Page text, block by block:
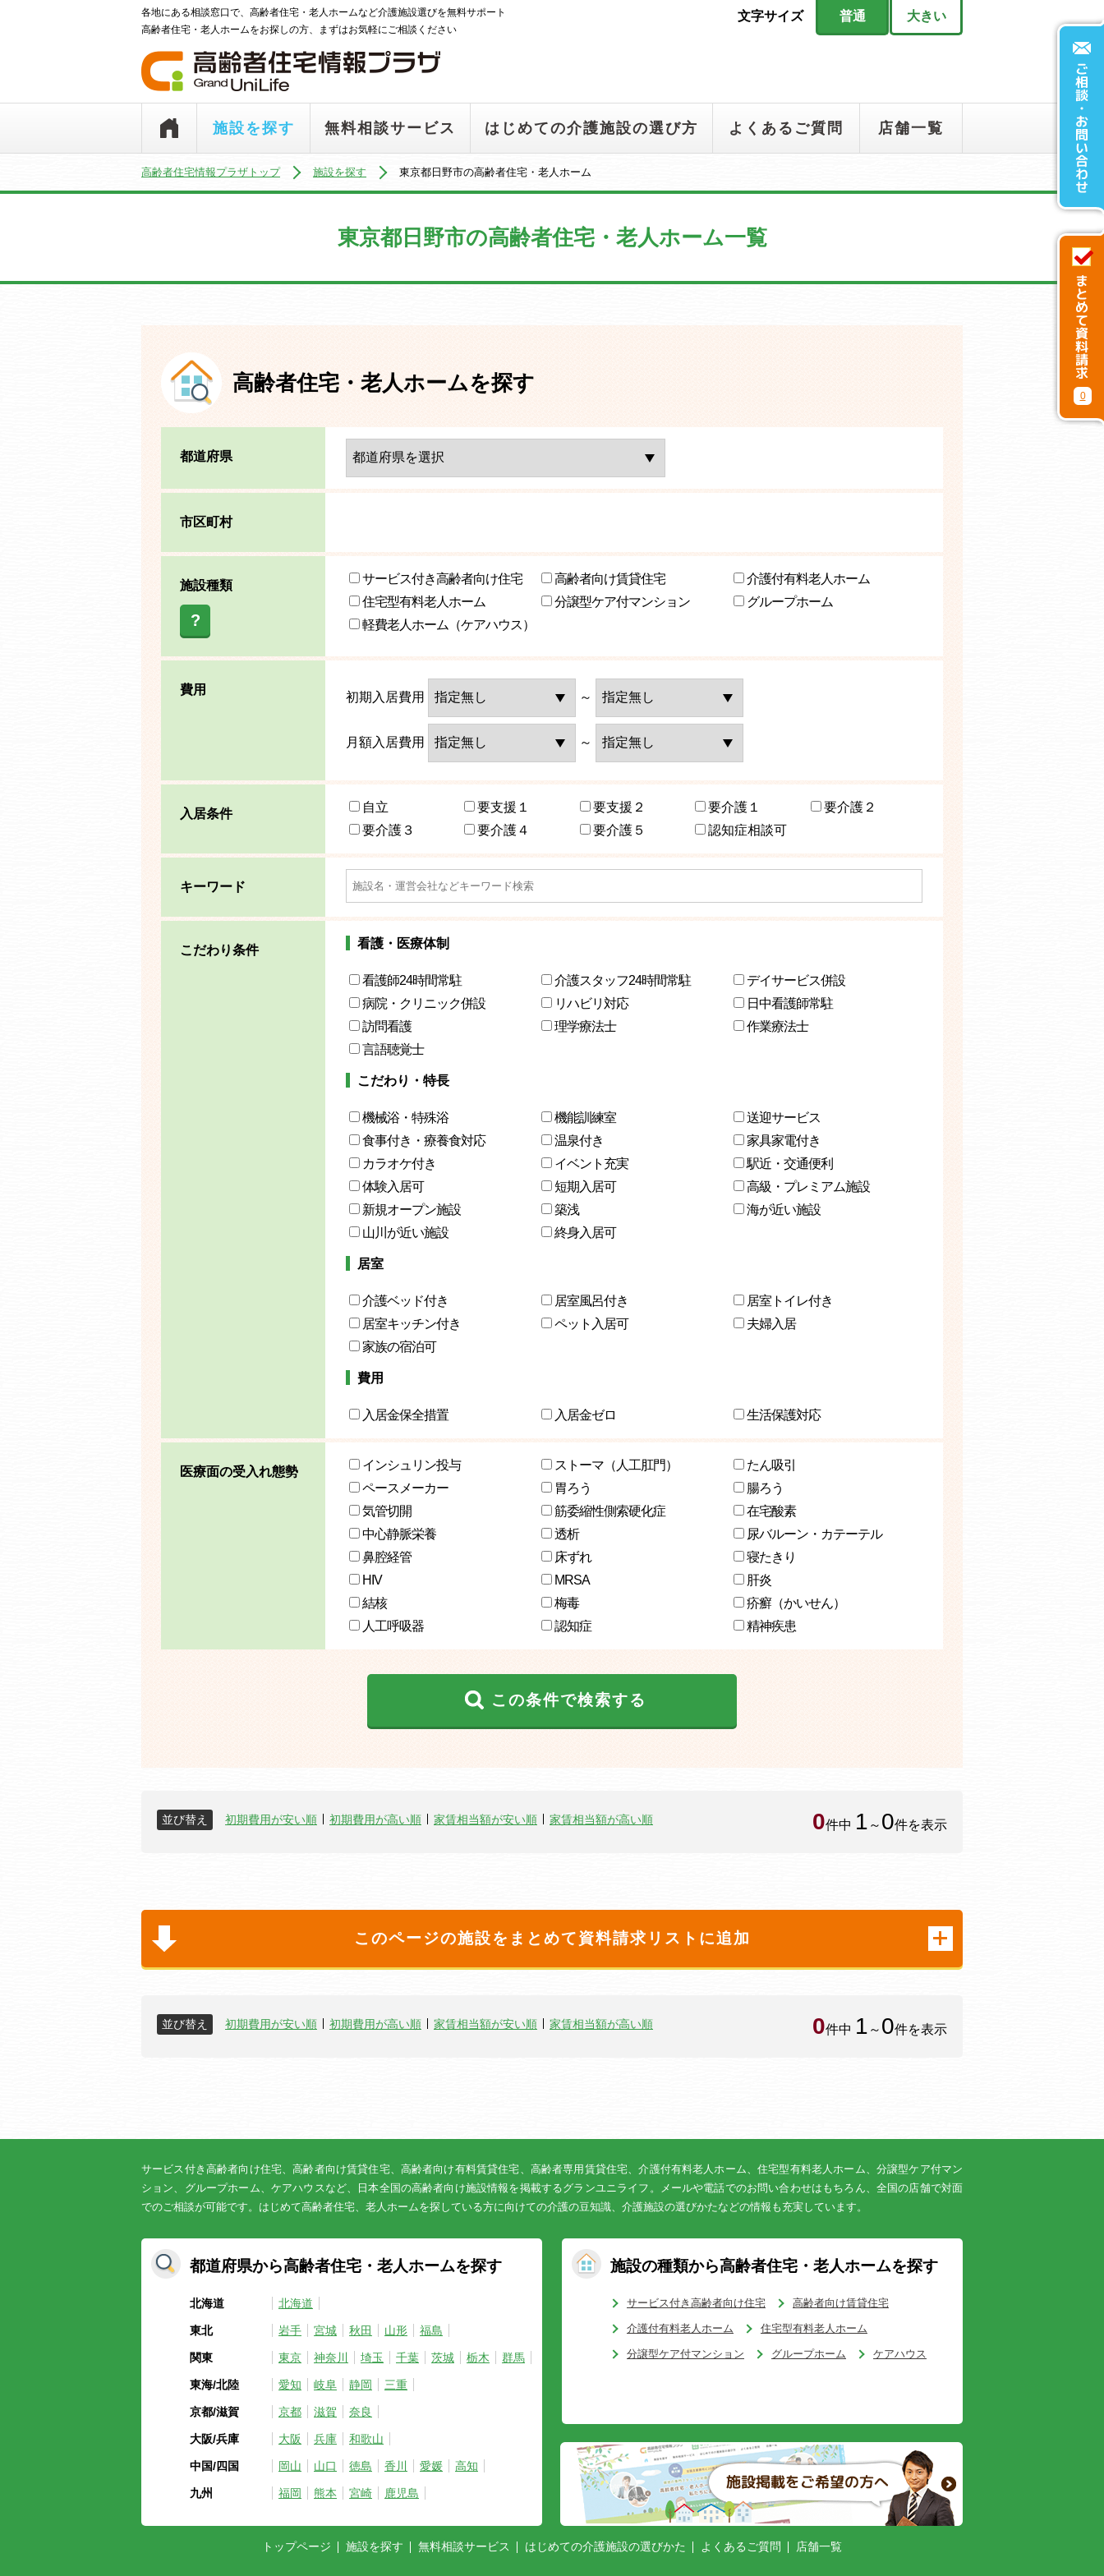
各地にある相談窓口で、高齢者住宅・老人ホームなど介護施設選びを無料サポート
高齢者住宅・老人ホームをお探しの方、まずはお気軽にご相談ください
文字サイズ 普通 大きい
施設を探す 無料相談サービス はじめての介護施設の選び方 よくあるご質問 店舗一覧
高齢者住宅情報プラザトップ 施設を探す 東京都日野市の高齢者住宅・老人ホーム
東京都日野市の高齢者住宅・老人ホーム一覧
高齢者住宅・老人ホームを探す
都道府県
市区町村
施設種類
?
サービス付き高齢者向け住宅 高齢者向け賃貸住宅
介護付有料老人ホーム
住宅型有料老人ホーム
分譲型ケア付マンション
グループホーム
軽費老人ホーム（ケアハウス）
費用
初期入居費用 ～
月額入居費用 ～
入居条件 自立 要支援１ 要支援２ 要介護１
要介護２
要介護３
要介護４ 要介護５ 認知症相談可
キーワード
こだわり条件 看護・医療体制
看護師24時間常駐 介護スタッフ24時間常駐
デイサービス併設
病院・クリニック併設
リハビリ対応
日中看護師常駐
訪問看護
理学療法士
作業療法士
言語聴覚士
こだわり・特長
機械浴・特殊浴 機能訓練室
送迎サービス
食事付き・療養食対応
温泉付き
家具家電付き
カラオケ付き
イベント充実
駅近・交通便利
体験入居可
短期入居可
高級・プレミアム施設
新規オープン施設
築浅
海が近い施設
山川が近い施設
終身入居可
居室
介護ベッド付き 居室風呂付き
居室トイレ付き
居室キッチン付き
ペット入居可
夫婦入居
家族の宿泊可
費用
入居金保全措置 入居金ゼロ 生活保護対応
医療面の受入れ態勢 インシュリン投与 ストーマ（人工肛門）
たん吸引
ペースメーカー
胃ろう
腸ろう
気管切開
筋委縮性側索硬化症
在宅酸素
中心静脈栄養
透析
尿バルーン・カテーテル
鼻腔経管
床ずれ
寝たきり
HIV
MRSA
肝炎
結核
梅毒
疥癬（かいせん）
人工呼吸器
認知症 精神疾患
この条件で検索する
0件中 1 ～ 0件を表示
並び替え 初期費用が安い順 初期費用が高い順 家賃相当額が安い順 家賃相当額が高い順
このページの施設をまとめて資料請求リストに追加
0件中 1 ～ 0件を表示
並び替え 初期費用が安い順 初期費用が高い順 家賃相当額が安い順 家賃相当額が高い順
0
サービス付き高齢者向け住宅、高齢者向け賃貸住宅、高齢者向け有料賃貸住宅、高齢者専用賃貸住宅、介護付有料老人ホーム、住宅型有料老人ホーム、分譲型ケア付マン
ション、グループホーム、ケアハウスなど、日本全国の高齢者向け施設情報を掲載するグランユニライフ。メールや電話でのお問い合わせはもちろん、全国の店舗で対面
でのご相談が可能です。はじめて高齢者住宅、老人ホームを探している方に向けての介護の豆知識、介護施設の選びかたなどの情報も充実しています。
都道府県から高齢者住宅・老人ホームを探す
北海道 北海道
東北 岩手 宮城 秋田 山形 福島
関東 東京 神奈川 埼玉 千葉 茨城 栃木 群馬
東海/北陸 愛知 岐阜 静岡 三重
京都/滋賀 京都 滋賀 奈良
大阪/兵庫 大阪 兵庫 和歌山
中国/四国 岡山 山口 徳島 香川 愛媛 高知
九州 福岡 熊本 宮崎 鹿児島
施設の種類から高齢者住宅・老人ホームを探す
サービス付き高齢者向け住宅 高齢者向け賃貸住宅
介護付有料老人ホーム 住宅型有料老人ホーム
分譲型ケア付マンション グループホーム ケアハウス
トップページ 施設を探す 無料相談サービス はじめての介護施設の選びかた よくあるご質問 店舗一覧